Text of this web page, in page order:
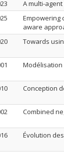
A multi-
Empowering
aware
Towards
Conception
Combined
Évolution